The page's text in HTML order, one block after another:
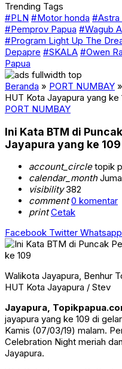
Trending Tags
#PLN #Motor honda #Astra
#Pemprov Papua #Wagub
#Program Light Up The
Depapre #SKALA #Owen
Papua
Beranda » PORT NUMBAY »
HUT Kota Jayapura yang ke
PORT NUMBAY
Ini Kata BTM di
Jayapura yang ke 109
account_circletopik
calendar_month
visibility382
comment 0 komentar
print Cetak
Facebook Twitter Whatsapp
Walikota Jayapura, Benhur
HUT Kota Jayapura / Stev
Jayapura,
jayapura yang ke 109 di
Kamis (07/03/19) malam.
Celebration Night meriah
Jayapura.